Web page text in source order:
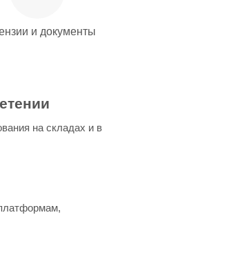
и документы
на складах и в